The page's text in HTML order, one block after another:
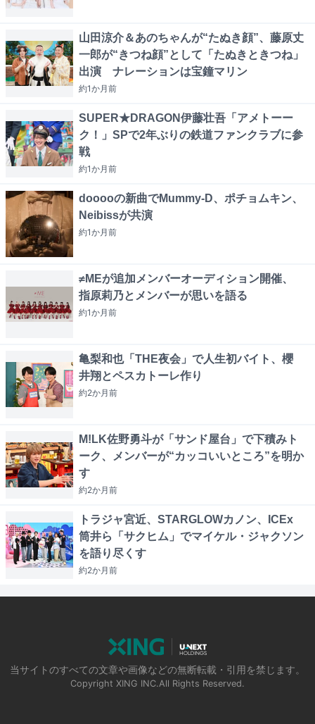
山田涼介＆あのちゃんが“たぬき顔”、藤原丈
一郎が“きつね顔”として「たぬきときつね」
出演 ナレーションは宝鐘マリン
約1か月前
SUPER★DRAGON伊藤壮吾「アメトーー
ク！」SPで2年ぶりの鉄道ファンクラブに参
戦
約1か月前
dooooの新曲でMummy-D、ポチョムキン、
Neibissが共演
約1か月前
≠MEが追加メンバーオーディション開催、
指原莉乃とメンバーが思いを語る
約1か月前
亀梨和也「THE夜会」で人生初バイト、櫻
井翔とペスカトーレ作り
約2か月前
M!LK佐野勇斗が「サンド屋台」で下積みト
ーク、メンバーが“カッコいいところ”を明か
す
約2か月前
トラジャ宮近、STARGLOWカノン、ICEx
筒井ら「サクヒム」でマイケル・ジャクソン
を語り尽くす
約2か月前
当サイトのすべての文章や画像などの無断転載・引用を禁じます。
Copyright XING INC.All Rights Reserved.